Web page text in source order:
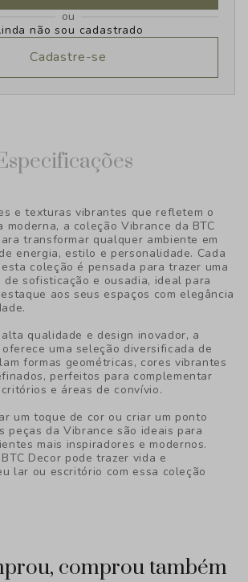
ou
não sou cadastrado
Cadastre-se
e texturas vibrantes que refletem o
moderna, a coleção Vibrance da BTC
transformar qualquer ambiente em
energia, estilo e personalidade. Cada
coleção é pensada para trazer uma
de sofisticação e ousadia, ideal para
aos seus espaços com elegância
qualidade e design inovador, a
uma seleção diversificada de
formas geométricas, cores vibrantes
perfeitos para complementar
e áreas de convívio.
um toque de cor ou criar um ponto
peças da Vibrance são ideais para
mais inspiradores e modernos.
Decor pode trazer vida e
lar ou escritório com essa coleção
comprou também